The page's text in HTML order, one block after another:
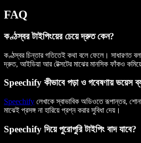
FAQ
কণ্ঠস্বর টাইপিংয়ের চেয়ে দ্রুত কেন?
কণ্ঠস্বর চিন্তার গতিতেই কথা বলে ফেলে। সাধারণত বলা
দ্রুত, আইডিয়া আর টেক্সটের মাঝের মানসিক ফাঁকও
Speechify কীভাবে পড়া ও গবেষণায় ভয়েস
Speechify লেখাকে স্বাভাবিক অডিওতে রূপান্তর,
মাঝেই প্রসঙ্গ না হারিয়ে প্রশ্ন করার সুবিধা দেয়।
Speechify দিয়ে পুরোপুরি টাইপিং বাদ যাবে?